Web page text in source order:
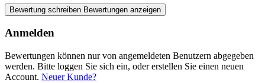
Bewertung schreiben Bewertungen anzeigen
Anmelden
Bewertungen können nur von angemeldeten Benutzern abgegeben
werden. Bitte loggen Sie sich ein, oder erstellen Sie einen neuen
Account. Neuer Kunde?